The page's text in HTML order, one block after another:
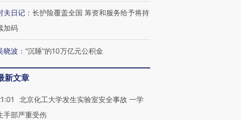
进第四届链博
智科技“链”接产
【特别呈现】寻找100种
有意思的生活方式·第三对
CFO：不靠规模取胜，华
夫日记 ： 长护险覆盖全国 筹资和服务给予将持
加码
晓波 ： “沉睡”的10万亿元公积金
新文章
北京化工大学发生实验室安全事故 一学
手部严重受伤